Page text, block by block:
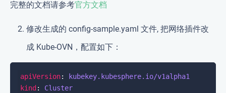
完整的文档请参考官方文档
修改生成的 config-sample.yaml 文件, 把网络插件改
成 Kube-OVN，配置如下：
apiVersion:
kubekey.kubesphere.io/v1alpha1
kind : Cluster